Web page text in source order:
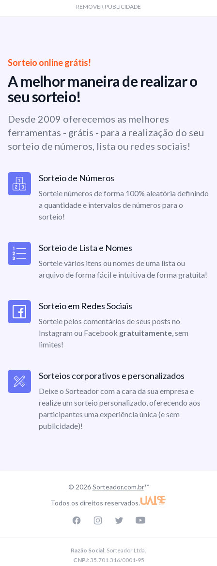
REMOVER PUBLICIDADE
Sorteio online grátis!
A melhor maneira de realizar o
seu sorteio!
Desde 2009 oferecemos as melhores
ferramentas - grátis - para a realização do seu
sorteio de números, lista ou redes sociais!
Sorteio de Números
Sorteie números de forma 100% aleatória definindo
a quantidade e intervalos de números para o
sorteio!
Sorteio de Lista e Nomes
Sorteie vários itens ou nomes de uma lista ou
arquivo de forma fácil e intuitiva de forma gratuita!
Sorteio em Redes Sociais
Sorteie pelos comentários de seus posts no
Instagram ou Facebook gratuitamente, sem
limites!
Sorteios corporativos e personalizados
Deixe o Sorteador com a cara da sua empresa e
realize um sorteio personalizado, oferecendo aos
participantes uma experiência única (e sem
publicidade)!
© 2026Sorteador.com.br™
Todos os direitos reservados.
Razão Social: Sorteador Ltda.
CNPJ: 35.701.316/0001-95